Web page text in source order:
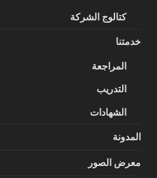
كتالوج الشركة
خدمتنا
المراجعة
التدريب
الشهادات
المدونة
معرض الصور